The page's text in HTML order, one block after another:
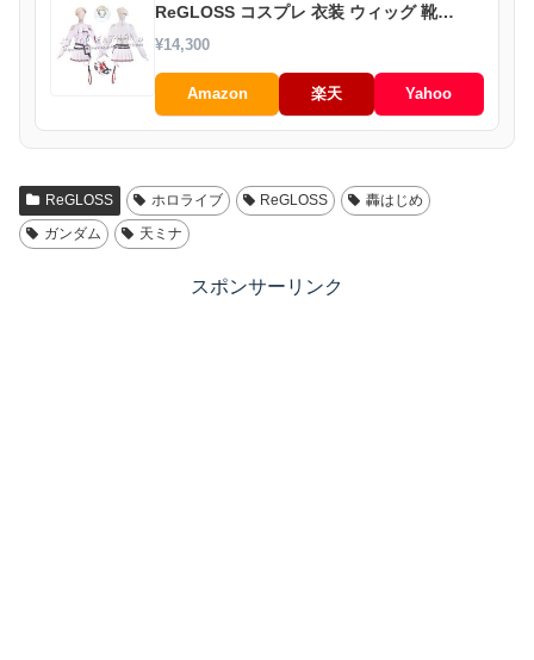
ReGLOSS コスプレ 衣装 ウィッグ 靴
cosplay パーティー イベント 舞台服 ハロ
¥14,300
Amazon 楽天 Yahoo
ReGLOSS ホロライブ ReGLOSS
轟はじめ
ガンダム
天ミナ
スポンサーリンク